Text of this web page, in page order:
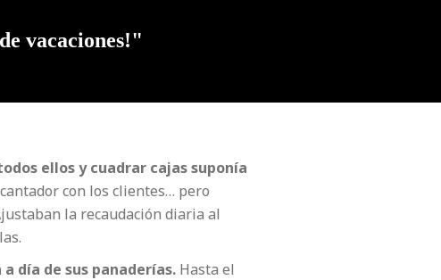
vacaciones!"
ellosy cuadrar cajas suponía
con los clientes… pero
la recaudación diaria al
día de sus panaderías. Hasta el